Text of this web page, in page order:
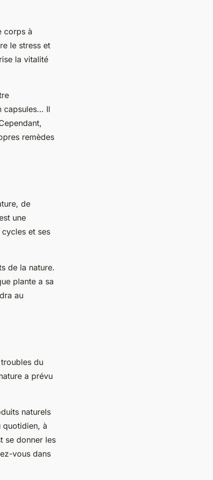
corps à
le stress et
la vitalité
capsules… Il
remèdes
de
une
et ses
de la nature.
plante a sa
au
du
a prévu
naturels
quotidien, à
se donner les
vous dans